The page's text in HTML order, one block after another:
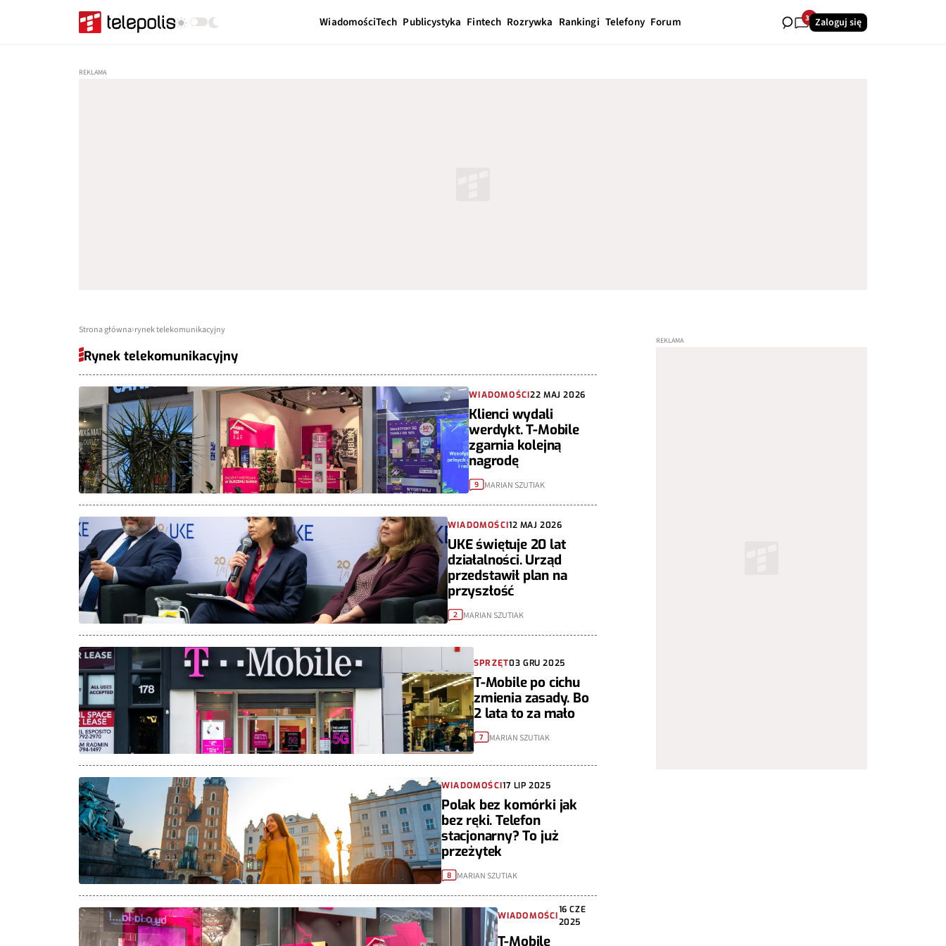
WiadomościTech Publicystyka Fintech Rozrywka Rankingi Telefony Forum 31Zaloguj się
Strona główna rynek telekomunikacyjny
Rynek telekomunikacyjny
WIADOMOŚCI22 MAJ 2026
Klienci wydali
werdykt. T-Mobile
zgarnia kolejną
nagrodę
9 MARIAN SZUTIAK
WIADOMOŚCI12 MAJ 2026
UKE świętuje 20 lat
działalności. Urząd
przedstawił plan na
przyszłość
2 MARIAN SZUTIAK
SPRZĘT03 GRU 2025
T-Mobile po cichu
zmienia zasady. Bo
2 lata to za mało
7 MARIAN SZUTIAK
WIADOMOŚCI17 LIP 2025
Polak bez komórki jak
bez ręki. Telefon
stacjonarny? To już
przeżytek
8 MARIAN SZUTIAK
WIADOMOŚCI
16 CZE
2025
T-Mobile